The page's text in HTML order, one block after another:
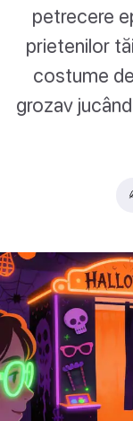
petrecere
prietenilor
costume
grozav